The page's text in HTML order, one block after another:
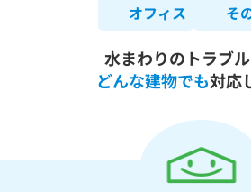
オフィス
そ
水まわりのトラブル
どんな建物でも対応